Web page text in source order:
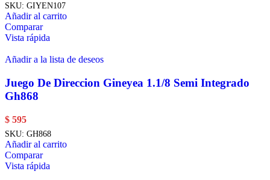
SKU: GIYEN107
Añadir al carrito
Comparar
Vista rápida
Añadir a la lista de deseos
Juego De Direccion Gineyea 1.1/8 Semi Integrado
Gh868
$ 595
SKU: GH868
Añadir al carrito
Comparar
Vista rápida